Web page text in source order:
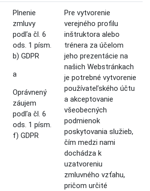
Plnenie
zmluvy
podľa čl. 6
ods. 1 písm.
b) GDPR
a
Oprávnený
záujem
podľa čl. 6
ods. 1 písm.
f) GDPR
Pre vytvorenie
verejného profilu
inštruktora alebo
trénera za účelom
jeho prezentácie na
našich Webstránkach
je potrebné vytvorenie
používateľského účtu
a akceptovanie
všeobecných
podmienok
poskytovania služieb,
čím medzi nami
dochádza k
uzatvoreniu
zmluvného vzťahu,
pričom určité